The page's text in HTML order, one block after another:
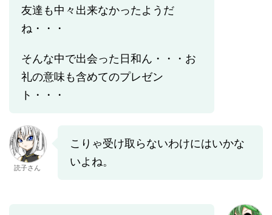
友達も中々出来なかったようだ
ね・・・
そんな中で出会った日和ん・・・お
礼の意味も含めてのプレゼン
ト・・・
読子さん
こりゃ受け取らないわけにはいかな
いよね。